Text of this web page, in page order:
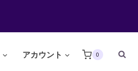
アカウント 0